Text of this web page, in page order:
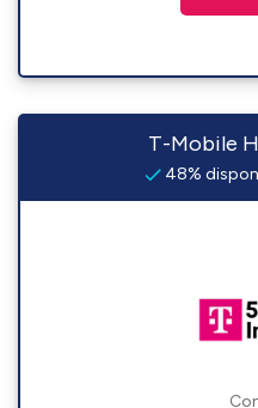
T-Mobile
48%